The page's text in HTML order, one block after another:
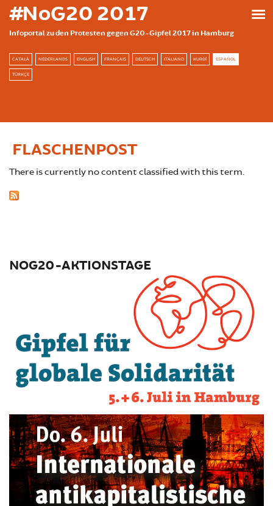
Skip to main content
#NoG20 2017
Infoportal zu den Protesten gegen G20-Gipfel 2017 in Hamburg
CATALÀ NEDERLANDS ENGLISH FRANÇAIS DEUTSCH ITALIANO KURDÎ ESPAÑOL
TÜRKÇE
FLASCHENPOST
There is currently no content classified with this term.
NOG20-AKTIONSTAGE